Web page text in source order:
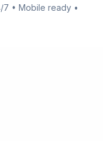
7 • Mobile ready •